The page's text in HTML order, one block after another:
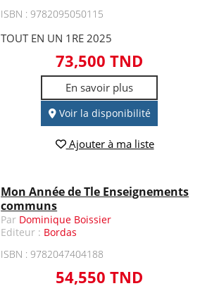
ISBN : 9782095050115
TOUT EN UN 1RE 2025
73,500 TND
En savoir plus
Voir la disponibilité
Ajouter à ma liste
Mon Année de Tle Enseignements
communs
Par Dominique Boissier
Editeur : Bordas
ISBN : 9782047404188
54,550 TND